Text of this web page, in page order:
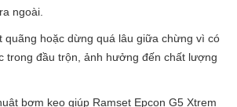
ngoài.
quãng hoặc dừng quá lâu giữa chừng vì có
trong đầu trộn, ảnh hưởng đến chất lượng
bơm keo giúp Ramset Epcon G5 Xtrem